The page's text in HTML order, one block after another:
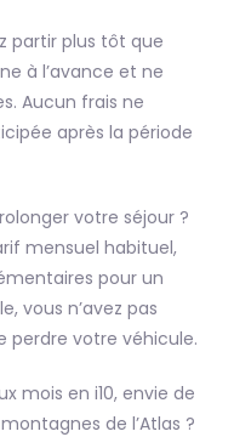
partir plus tôt que
à l’avance et ne
Aucun frais ne
après la période
votre séjour ?
mensuel habituel,
pour un
vous n’avez pas
perdre votre véhicule.
mois en i10, envie de
de l’Atlas ?